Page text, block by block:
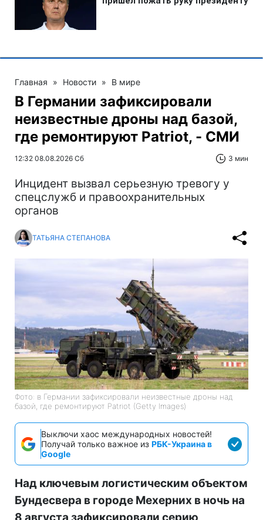
Главная » Новости » В мире
В Германии зафиксировали
неизвестные дроны над базой,
где ремонтируют Patriot, - СМИ
12:32 08.08.2026 Сб 3 мин
Инцидент вызвал серьезную тревогу у
спецслужб и правоохранительных
органов
ТАТЬЯНА СТЕПАНОВА
Фото: в Германии зафиксировали неизвестные дроны над
базой, где ремонтируют Patriot (Getty Images)
Выключи хаос международных новостей!
Получай только важное из РБК-Украина в
Google
Над ключевым логистическим объектом
Бундесвера в городе Мехерних в ночь на